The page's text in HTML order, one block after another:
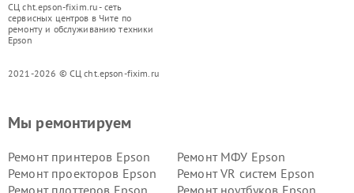
СЦ cht.epson-fixim.ru - сеть
сервисных центров в Чите по
ремонту и обслуживанию техники
Epson
2021-2026 © СЦ cht.epson-fixim.ru
Мы ремонтируем
Ремонт принтеров Epson
Ремонт МФУ Epson
Ремонт проекторов Epson
Ремонт VR систем Epson
Ремонт плоттеров Epson
Ремонт ноутбуков Epson